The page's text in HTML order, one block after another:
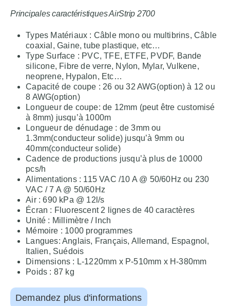
Principales caractéristiques AirStrip 2700
Types Matériaux : Câble mono ou multibrins, Câble
coaxial, Gaine, tube plastique, etc…
Type Surface : PVC, TFE, ETFE, PVDF, Bande
silicone, Fibre de verre, Nylon, Mylar, Vulkene,
neoprene, Hypalon, Etc…
Capacité de coupe : 26 ou 32 AWG(option) à 12 ou
8 AWG(option)
Longueur de coupe: de 12mm (peut être customisé
à 8mm) jusqu’à 1000m
Longueur de dénudage : de 3mm ou
1.3mm(conducteur solide) jusqu’à 9mm ou
40mm(conducteur solide)
Cadence de productions jusqu’à plus de 10000
pcs/h
Alimentations : 115 VAC /10 A @ 50/60Hz ou 230
VAC / 7 A @ 50/60Hz
Air : 690 kPa @ 12l/s
Écran : Fluorescent 2 lignes de 40 caractères
Unité : Millimètre / Inch
Mémoire : 1000 programmes
Langues: Anglais, Français, Allemand, Espagnol,
Italien, Suédois
Dimensions : L-1220mm x P-510mm x H-380mm
Poids : 87 kg
Demandez plus d'informations